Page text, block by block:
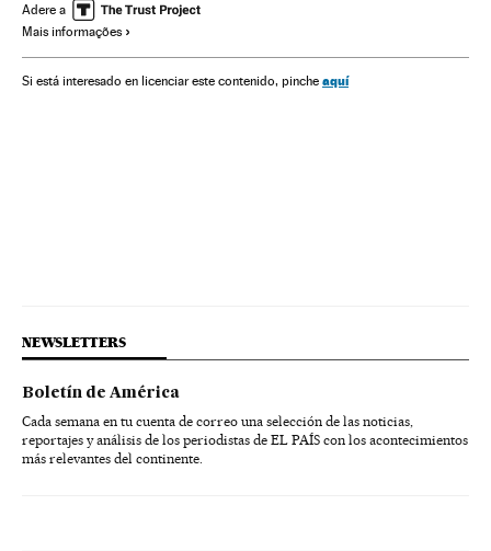
Adere a
Mais informações
Si está interesado en licenciar este contenido, pinche aquí
NEWSLETTERS
Boletín de América
Cada semana en tu cuenta de correo una selección de las noticias,
reportajes y análisis de los periodistas de EL PAÍS con los acontecimientos
más relevantes del continente.